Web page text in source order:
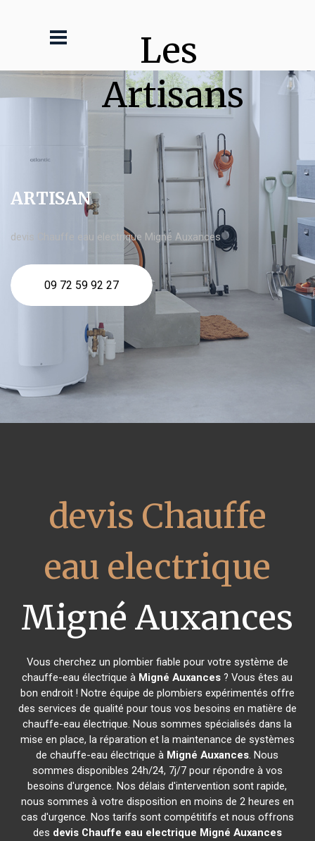
Les
Artisans
ARTISAN
devis Chauffe eau electrique Migné Auxances
09 72 59 92 27
devis Chauffe
eau electrique
Migné Auxances
Vous cherchez un plombier fiable pour votre système de
chauffe-eau électrique à Migné Auxances ? Vous êtes au
bon endroit ! Notre équipe de plombiers expérimentés offre
des services de qualité pour tous vos besoins en matière de
chauffe-eau électrique. Nous sommes spécialisés dans la
mise en place, la réparation et la maintenance de systèmes
de chauffe-eau électrique à Migné Auxances. Nous
sommes disponibles 24h/24, 7j/7 pour répondre à vos
besoins d'urgence. Nos délais d'intervention sont rapide,
nous sommes à votre disposition en moins de 2 heures en
cas d'urgence. Nos tarifs sont compétitifs et nous offrons
des devis Chauffe eau electrique Migné Auxances